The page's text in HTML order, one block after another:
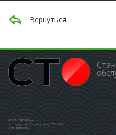
Вернуться
ЧСУП «ЗШБРМ-авто»
Юр. адрес: ул.Славинского д. 37 кв.346
УНП: 191592754